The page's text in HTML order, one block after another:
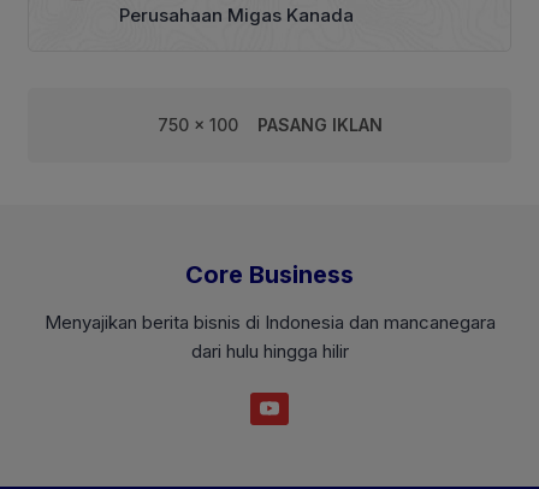
Perusahaan Migas Kanada
750 x 100 PASANG IKLAN
Core Business
Menyajikan berita bisnis di Indonesia dan mancanegara
dari hulu hingga hilir